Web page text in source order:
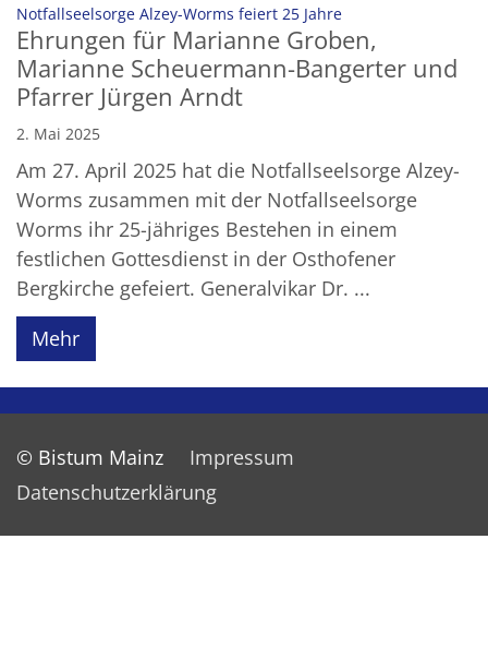
Notfallseelsorge Alzey-Worms feiert 25 Jahre:
Ehrungen für Marianne Groben,
Marianne Scheuermann-Bangerter und
Pfarrer Jürgen Arndt
2. Mai 2025
Am 27. April 2025 hat die Notfallseelsorge Alzey-
Worms zusammen mit der Notfallseelsorge
Worms ihr 25-jähriges Bestehen in einem
festlichen Gottesdienst in der Osthofener
Bergkirche gefeiert. Generalvikar Dr. ...
Mehr
© Bistum Mainz
Impressum
Datenschutzerklärung